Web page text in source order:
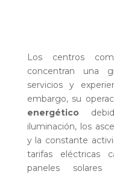
Los centros
concentran una
servicios y
embargo, su
energético
iluminación, los
y la constante
tarifas eléctricas
paneles solares